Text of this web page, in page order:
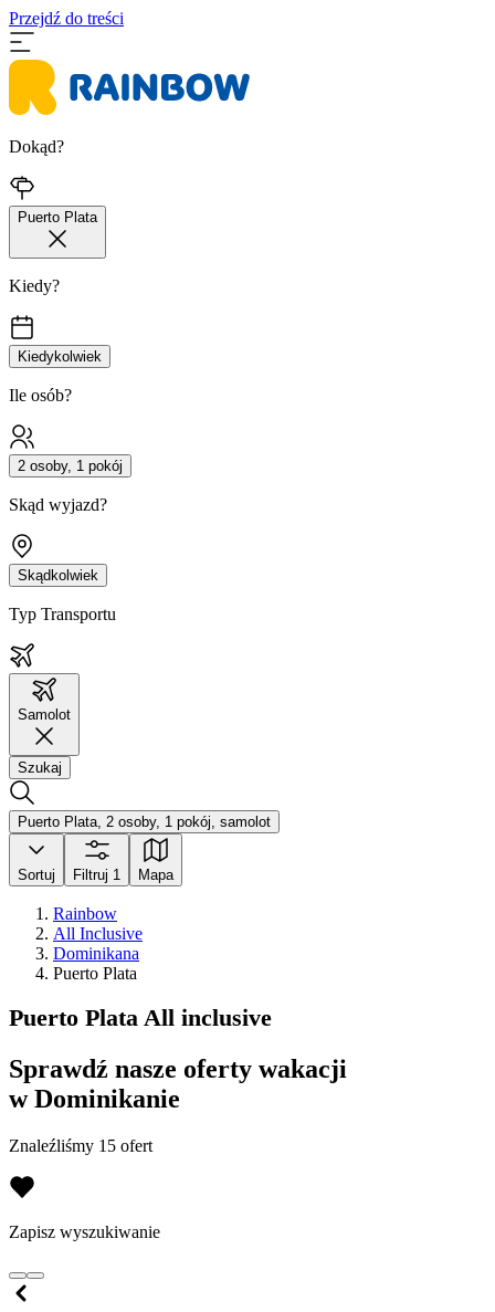
Przejdź do treści
Dokąd?
Puerto Plata
Kiedy?
Kiedykolwiek
Ile osób?
2 osoby, 1 pokój
Skąd wyjazd?
Skądkolwiek
Typ Transportu
Samolot
Szukaj
Puerto Plata, 2 osoby, 1 pokój, samolot
Sortuj Filtruj 1 Mapa
Rainbow
All Inclusive
Dominikana
Puerto Plata
Puerto Plata All inclusive
Sprawdź nasze oferty wakacji
w Dominikanie
Znaleźliśmy 15 ofert
Zapisz wyszukiwanie